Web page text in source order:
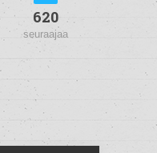
620
seuraajaa